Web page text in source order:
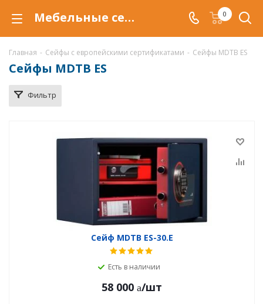
Мебельные сейфы MDTB ES в Тюмени, сейфы ES, купить сейф MDTB ES по низкой цене, доставка сейфов MDTB ES 0
Главная - Сейфы с европейскими сертификатами - Сейфы MDTB ES
Сейфы MDTB ES
Фильтр
Сейф MDTB ES-30.E
Есть в наличии
58 000 /шт